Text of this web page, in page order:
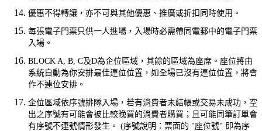
優惠不得轉讓，亦不可與其他優惠、推廣或折扣同時使用。
每張電子門票只供一人進場，入場時必需帶同電郵中的電子門票
入場。
BLOCK A, B, C及D為企位區域，其餘的區域為座席。座位將由
系統自動為你安排最佳連位位置，如全場已沒有連位位置，將會
作不連位安排。
企位區域依序號排隊入場，若有消費者未結帳或交易未成功，空
出之序號有可能會被比較晚買的消費者購買；且可能同筆訂單會
有序號不連號情形發生。 (序號說明：票面的 "座位號" 即為序